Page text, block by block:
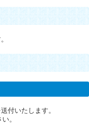
付いたします。
。